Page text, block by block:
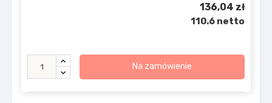
136,04 zł
110.6 netto
Na zamówienie